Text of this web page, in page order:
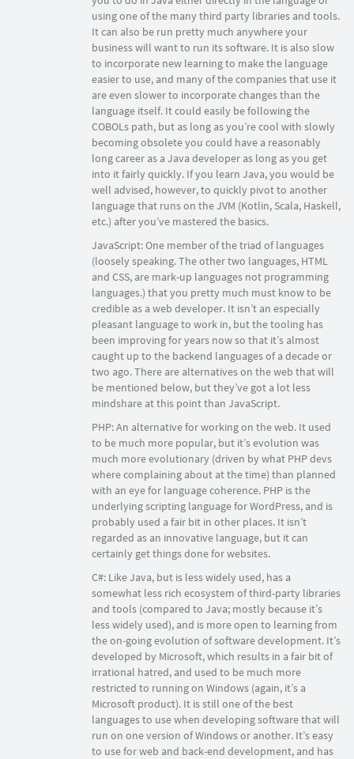
using one of the many third party libraries and tools.
It can also be run pretty much anywhere your
business will want to run its software. It is also slow
to incorporate new learning to make the language
easier to use, and many of the companies that use it
are even slower to incorporate changes than the
language itself. It could easily be following the
COBOLs path, but as long as you’re cool with slowly
becoming obsolete you could have a reasonably
long career as a Java developer as long as you get
into it fairly quickly. If you learn Java, you would be
well advised, however, to quickly pivot to another
language that runs on the JVM (Kotlin, Scala, Haskell,
etc.) after you’ve mastered the basics.
JavaScript: One member of the triad of languages
(loosely speaking. The other two languages, HTML
and CSS, are mark-up languages not programming
languages.) that you pretty much must know to be
credible as a web developer. It isn’t an especially
pleasant language to work in, but the tooling has
been improving for years now so that it’s almost
caught up to the backend languages of a decade or
two ago. There are alternatives on the web that will
be mentioned below, but they’ve got a lot less
mindshare at this point than JavaScript.
PHP: An alternative for working on the web. It used
to be much more popular, but it’s evolution was
much more evolutionary (driven by what PHP devs
where complaining about at the time) than planned
with an eye for language coherence. PHP is the
underlying scripting language for WordPress, and is
probably used a fair bit in other places. It isn’t
regarded as an innovative language, but it can
certainly get things done for websites.
C#: Like Java, but is less widely used, has a
somewhat less rich ecosystem of third-party libraries
and tools (compared to Java; mostly because it’s
less widely used), and is more open to learning from
the on-going evolution of software development. It’s
developed by Microsoft, which results in a fair bit of
irrational hatred, and used to be much more
restricted to running on Windows (again, it’s a
Microsoft product). It is still one of the best
languages to use when developing software that will
run on one version of Windows or another. It’s easy
to use for web and back-end development, and has